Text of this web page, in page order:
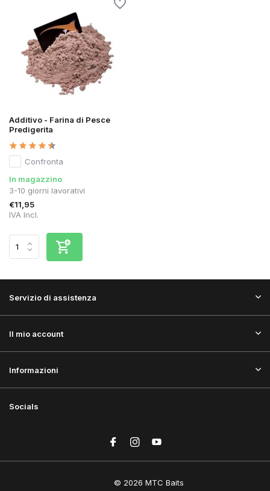
Additivo - Farina di Pesce
Predigerita
Confronta
In magazzino
3-10 giorni lavorativi
€11,95
IVA Incl.
Servizio di assistenza
Il mio account
Informazioni
Socials
© 2026 MTC Baits